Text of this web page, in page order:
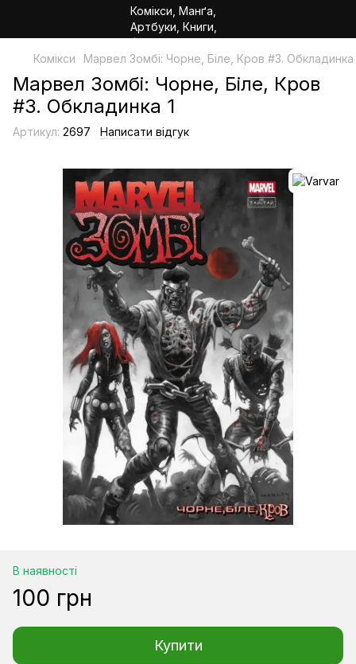
Комікси Марвел Зомбі: Чорне, Біле, Кров #3. Обкладинка
Марвел Зомбі: Чорне, Біле, Кров
#3. Обкладинка 1
Артикул: 2697 Написати відгук
В наявності
100 грн
Купити